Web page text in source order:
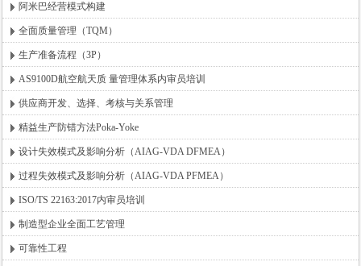
阿米巴经营模式构建
全面质量管理（TQM）
生产准备流程（3P）
AS9100D航空航天质 量管理体系内审员培训
供应商开发、选择、考核与关系管理
精益生产防错方法Poka-Yoke
设计失效模式及影响分析（AIAG-VDA DFMEA）
过程失效模式及影响分析（AIAG-VDA PFMEA）
ISO/TS 22163:2017内审员培训
制造型企业全面工艺管理
可靠性工程